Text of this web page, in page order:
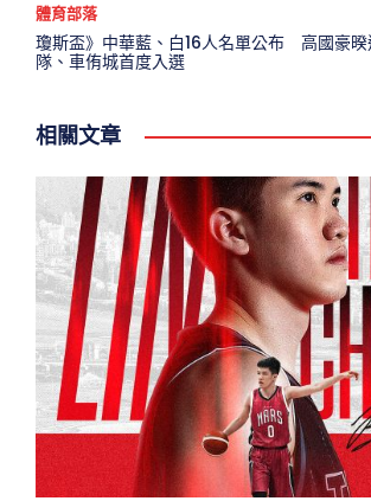
體育部落
瓊斯盃》中華藍、白16人名單公布 高國豪
隊、車侑城首度入選
相關文章